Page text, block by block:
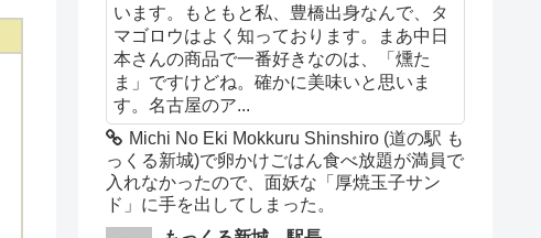
Amazon.co.jpで買う
います。もともと私、豊橋出身なんで、タ
マゴロウはよく知っております。まあ中日
本さんの商品で一番好きなのは、「燻た
ま」ですけどね。確かに美味いと思いま
す。名古屋のア...
Michi No Eki Mokkuru Shinshiro (道の駅 も
っくる新城)で卵かけごはん食べ放題が満員で
入れなかったので、面妖な「厚焼玉子サン
ド」に手を出してしまった。